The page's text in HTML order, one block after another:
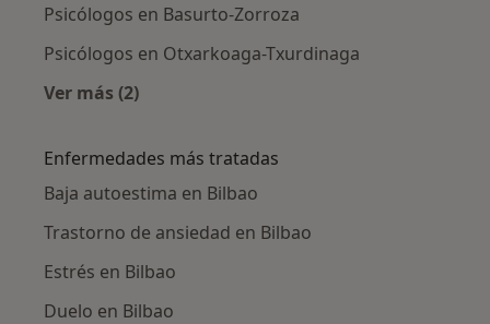
Psicólogos en Basurto-Zorroza
Psicólogos en Otxarkoaga-Txurdinaga
Ver más (2)
Enfermedades más tratadas
Baja autoestima en Bilbao
Trastorno de ansiedad en Bilbao
Estrés en Bilbao
Duelo en Bilbao